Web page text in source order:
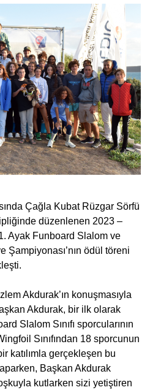
Çağla Kubat Rüzgar Sörfü
düzenlenen 2023 –
Ayak Funboard Slalom ve
ödül töreni
Akdurak’ın konuşmasıyla
Akdurak, bir ilk olarak
Slalom Sınıfı sporcularının
Sınıfından 18 sporcunun
katılımla gerçekleşen bu
Başkan Akdurak
kutlarken sizi yetiştiren